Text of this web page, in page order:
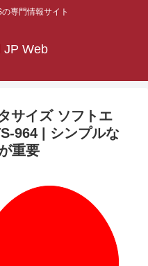
専門情報サイト
JP Web
サイズ ソフトエ
964 | シンプルな
重要